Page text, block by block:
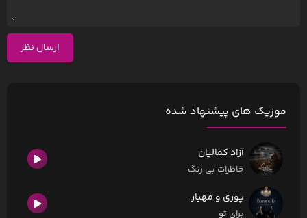
ارسال نظر
موزیک های پیشنهاد شده
آزاد کمالیان
خاطرات بی رنگ
پوری و مهیار
برای تو